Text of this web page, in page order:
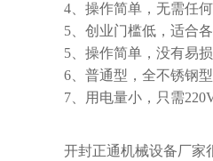
4、操作简单，无需任何
5、创业门槛低，适合
5、操作简单，没有易
6、普通型，全不锈钢型
7、用电量小，只需
开封正通机械设备厂家